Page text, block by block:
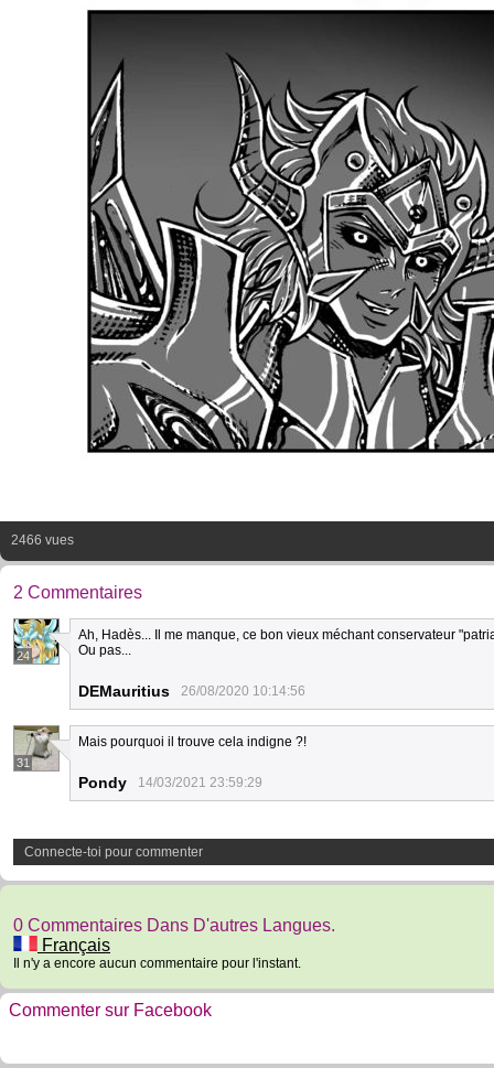
2466 vues
2 Commentaires
24
Ah, Hadès... Il me manque, ce bon vieux méchant conservateur
Ou pas...
DEMauritius 26/08/2020 10:14:56
31
Mais pourquoi il trouve cela indigne ?!
Pondy 14/03/2021 23:59:29
Connecte-toi pour commenter
0 Commentaires Dans D'autres Langues.
Français
Il n'y a encore aucun commentaire pour l'instant.
Commenter sur Facebook